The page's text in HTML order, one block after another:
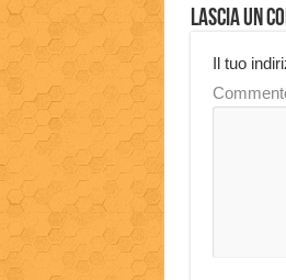
Lascia un
Il tuo